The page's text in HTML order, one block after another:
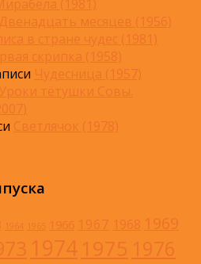
(1981)
Двенадцать месяцев (1956)
в стране чудес (1981)
скрипка (1958)
Чудесница (1957)
Уроки тётушки Совы.
Светлячок (1978)
1964 1965 1966 1967 1968 1969
1974 1975 1976